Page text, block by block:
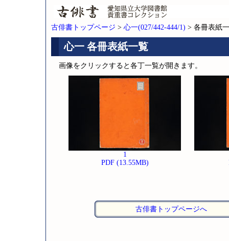
古俳書トップページ > 心一(027/442-444/1) > 各冊表紙
心一 各冊表紙一覧
画像をクリックすると各丁一覧が開きます。
1
PDF (13.55MB)
古俳書トップページへ